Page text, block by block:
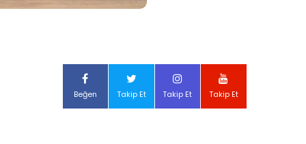
Beğen Takip Et Takip Et Takip Et